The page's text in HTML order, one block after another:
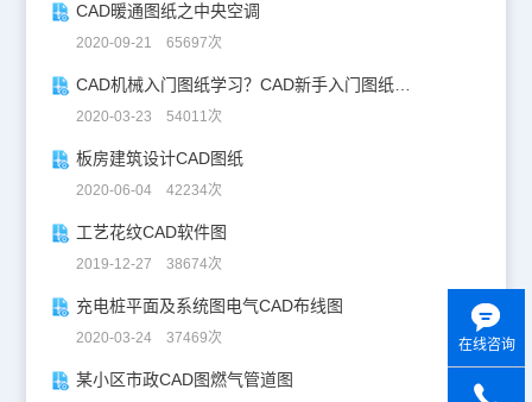
CAD暖通图纸之中央空调
2020-09-21 65697次
CAD机械入门图纸学习？CAD新手入门图纸练习
2020-03-23 54011次
板房建筑设计CAD图纸
2020-06-04 42234次
工艺花纹CAD软件图
2019-12-27 38674次
充电桩平面及系统图电气CAD布线图
2020-03-24 37469次
某小区市政CAD图燃气管道图
在线咨询